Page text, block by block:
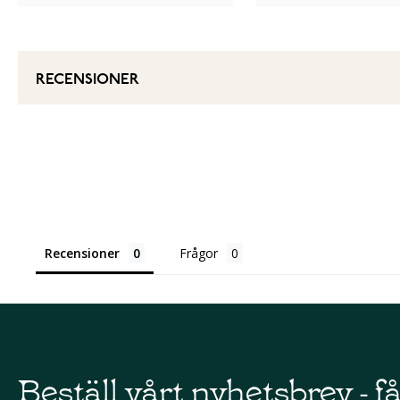
RECENSIONER
Recensioner Frågor
Beställ vårt nyhetsbrev -